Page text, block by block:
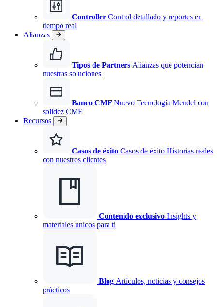
Controller Control detallado y reportes en
tiempo real
Alianzas
Tipos de Partners Alianzas que potencian
nuestras soluciones
Banco CMF Nuevo Tecnología Mendel con
solidez CMF
Recursos
Casos de éxito Casos de éxito Historias reales
con nuestros clientes
Contenido exclusivo Insights y
materiales únicos para ti
Blog Artículos, noticias y consejos
prácticos